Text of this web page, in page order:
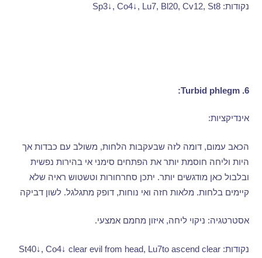
נקודות: Sp3↓, Co4↓, Lu7, Bl20, Cv12, St8
6.
Turbid phlegm:
אינדיקציות:
הכאב עמום,דומה לזה שבעקבות הלחות, משולב עם כבדות אך
היות וליחה חוסמת יותר את הפתחים סימני אי בהירות נפשית
ובלבול כאן מודגשים יותר. יתכן סחרחורות וטשטוש ראיה שלא
קיימים בלחות. מלאות חזה ואי נוחות,דופק מתגלגל.לשון דביקה
אסטרטגיה: ניקוי ליחה,איזון מחמם אמצעי.
נקודות : St40↓, Co4↓ clear evil from head, Lu7to ascend clear